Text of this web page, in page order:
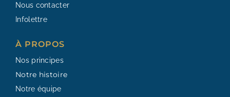
Nous contacter
Infolettre
À PROPOS
Nos principes
Notre histoire
Notre équipe